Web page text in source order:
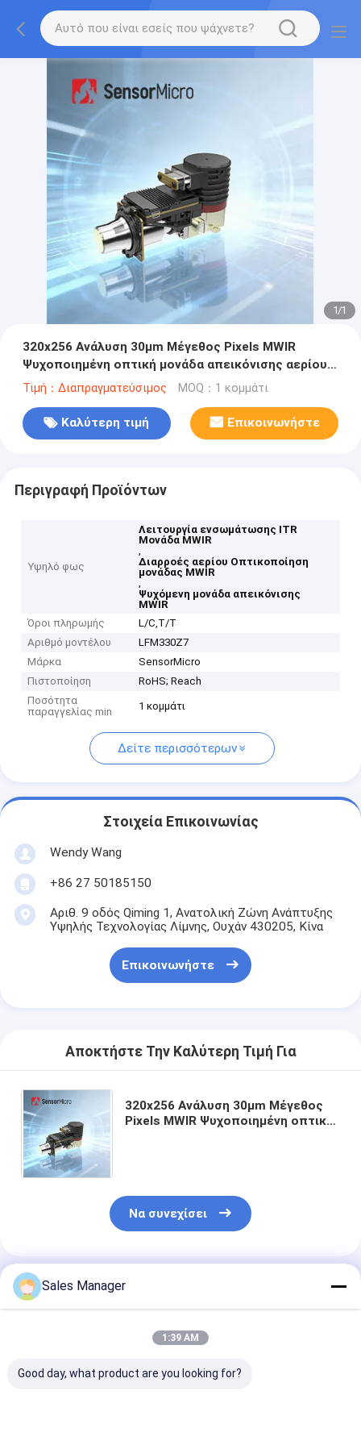
1/1
320x256 Ανάλυση 30μm Μέγεθος Pixels MWIR
Ψυχοποιημένη οπτική μονάδα απεικόνισης αερίου
για ανίχνευση διαρροής αερίου
Τιμή：Διαπραγματεύσιμος MOQ：1 κομμάτι
Καλύτερη τιμή Επικοινωνήστε
Περιγραφή Προϊόντων
Υψηλό φως
Λειτουργία ενσωμάτωσης ITR
Μονάδα MWIR
,
Διαρροές αερίου Οπτικοποίηση
μονάδας MWIR
,
Ψυχόμενη μονάδα απεικόνισης
MWIR
Όροι πληρωμής
L/C,T/T
Αριθμό μοντέλου
LFM330Z7
Μάρκα
SensorMicro
Πιστοποίηση
RoHS; Reach
Ποσότητα
παραγγελίας min
1 κομμάτι
Δείτε περισσότερων
Στοιχεία Επικοινωνίας
Wendy Wang
+86 27 50185150
Αριθ. 9 οδός Qiming 1, Ανατολική Ζώνη Ανάπτυξης
Υψηλής Τεχνολογίας Λίμνης, Ουχάν 430205, Κίνα
Επικοινωνήστε
Αποκτήστε Την Καλύτερη Τιμή Για
320x256 Ανάλυση 30μm Μέγεθος
Pixels MWIR Ψυχοποιημένη οπτική
Να συνεχίσει
Συνιστώμενα Προϊόντα
Sales Manager
1:39 AM
Good day, what product are you looking for?